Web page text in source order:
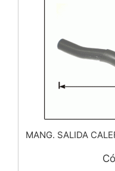
MANG. SALIDA